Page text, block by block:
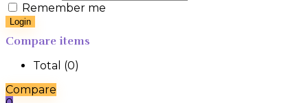
Remember me
Login
Compare items
Total (0)
Compare